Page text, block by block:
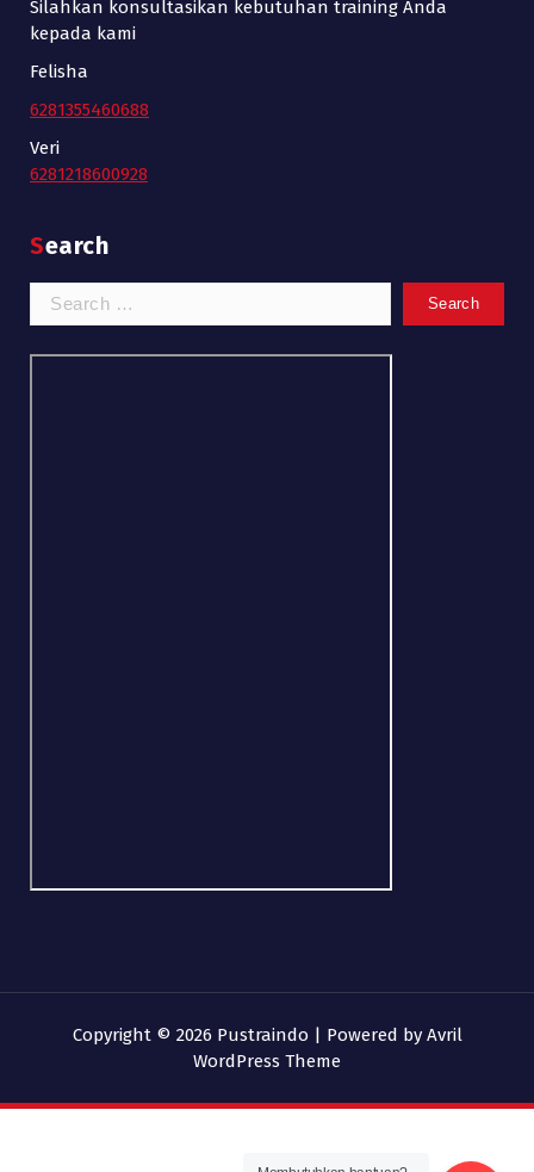
Silahkan konsultasikan kebutuhan training Anda
kepada kami
Felisha
6281355460688
Veri
6281218600928
Search
Search
for:
Copyright © 2026 Pustraindo | Powered by Avril
WordPress Theme